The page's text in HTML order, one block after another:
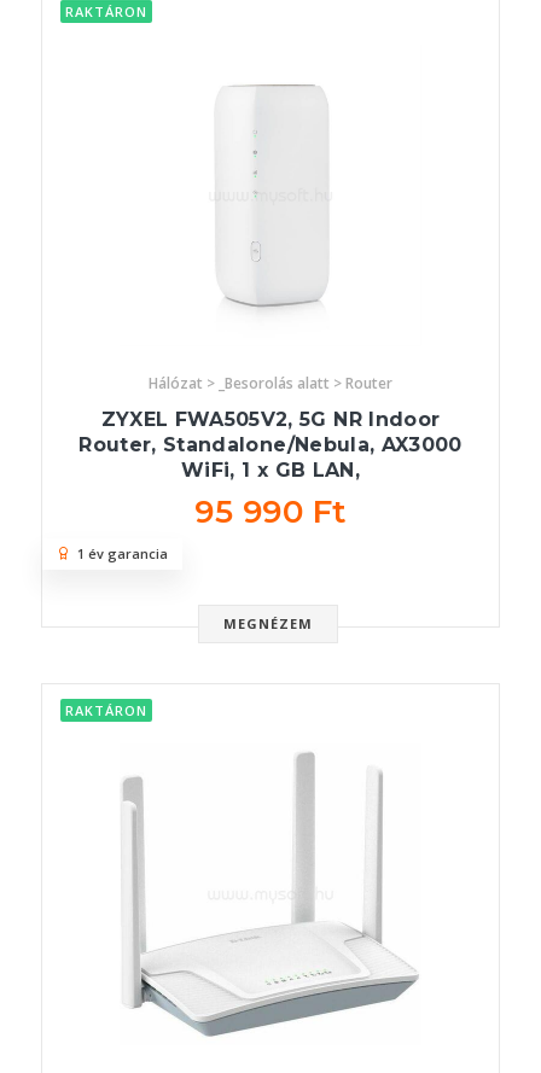
RAKTÁRON
Hálózat > _Besorolás alatt > Router
ZYXEL FWA505V2, 5G NR Indoor
Router, Standalone/Nebula, AX3000
WiFi, 1 x GB LAN,
95 990 Ft
MEGNÉZEM
1 év garancia
RAKTÁRON